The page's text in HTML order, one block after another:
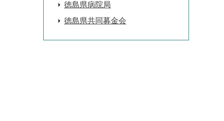
徳島県病院局
徳島県共同募金会